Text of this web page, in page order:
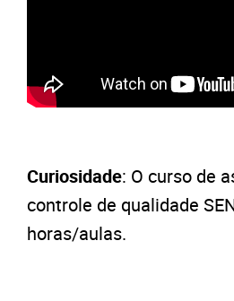
Curiosidade: O curso de
controle de qualidade
horas/aulas.